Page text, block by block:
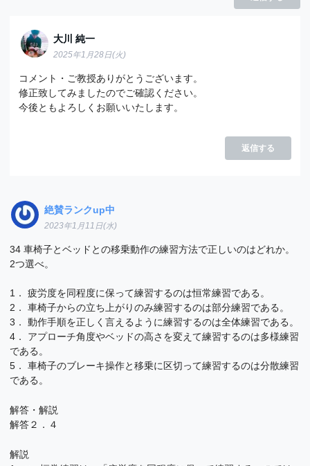
の問題「まとめ・解説」
大川 純一
2025年1月28日(火)
コメント・ご教授ありがとうございます。
修正致してみましたのでご確認ください。
今後ともよろしくお願いいたします。
返信する
絶賛ランクup中
2023年1月11日(水)
34 車椅子とベッドとの移乗動作の練習方法で正しいのはどれか。
2つ選べ。
1． 疲労度を同程度に保って練習するのは恒常練習である。
2． 車椅子からの立ち上がりのみ練習するのは部分練習である。
3． 動作手順を正しく言えるように練習するのは全体練習である。
4． アプローチ角度やベッドの高さを変えて練習するのは多様練習
である。
5． 車椅子のブレーキ操作と移乗に区切って練習するのは分散練習
である。
解答・解説
解答２．４
解説